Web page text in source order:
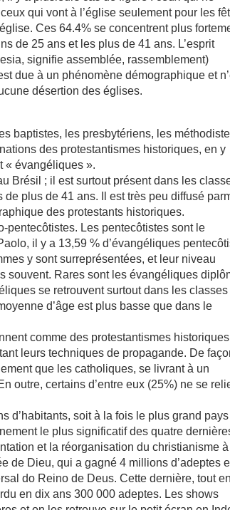
qui vont à l’église seulement pour les
Ces 64.4% se concentrent plus
de 25 ans et les plus de 41 ans. L’esprit
signifie assemblée, rassemblement)
due à un phénomène démographique et
désertion des églises.
baptistes, les presbytériens, les
des protestantismes historiques, en y
« évangéliques ».
Brésil ; il est surtout présent dans les
de plus de 41 ans. Il est très peu diffusé
des protestants historiques.
pentecôtistes. Les pentecôtistes sont le
il y a 13,59 % d’évangéliques
y sont surreprésentées, et leur niveau
souvent. Rares sont les évangéliques
se retrouvent surtout dans les
d’âge est plus basse que dans le
comme des protestantismes
leurs techniques de propagande. De
que les catholiques, se livrant à un
outre, certains d’entre eux (25%) ne se
d’habitants, soit à la fois le plus grand pays
le plus significatif des quatre
et la réorganisation du christianisme
de Dieu, qui a gagné 4 millions d’adeptes
do Reino de Deus. Cette dernière, tout
en dix ans 300 000 adeptes. Les shows